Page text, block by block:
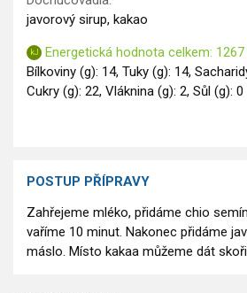
javorový sirup, kakao
Energetická hodnota celkem: 1267
Bílkoviny (g): 14, Tuky (g): 14,
Cukry (g): 22, Vláknina (g): 2, Sůl (g): 0
POSTUP PŘÍPRAVY
Zahřejeme mléko, přidáme chio
vaříme 10 minut. Nakonec přidáme
máslo. Místo kakaa můžeme dát